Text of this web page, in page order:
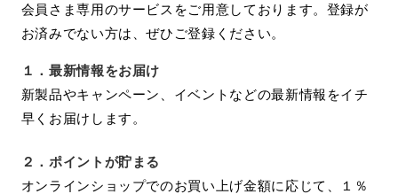
会員さま専用のサービスをご用意しております。登録が
お済みでない方は、ぜひご登録ください。
１．最新情報をお届け
新製品やキャンペーン、イベントなどの最新情報をイチ
早くお届けします。
２．ポイントが貯まる
オンラインショップでのお買い上げ金額に応じて、１％